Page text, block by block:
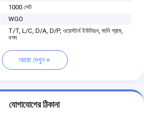
1000 সেট
WGO
T/T, L/C, D/A, D/P, ওয়েস্টার্ন ইউনিয়ন, মানি গ্রাম,
নগদ
আরো দেখুন
যোগাযোগের ঠিকানা